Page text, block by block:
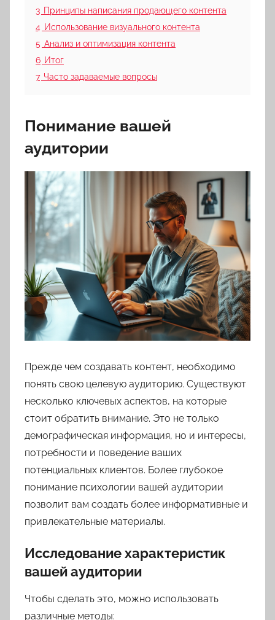
3 Принципы написания продающего контента
4 Использование визуального контента
5 Анализ и оптимизация контента
6 Итог
7 Часто задаваемые вопросы
Понимание вашей
аудитории
Прежде чем создавать контент, необходимо
понять свою целевую аудиторию. Существуют
несколько ключевых аспектов, на которые
стоит обратить внимание. Это не только
демографическая информация, но и интересы,
потребности и поведение ваших
потенциальных клиентов. Более глубокое
понимание психологии вашей аудитории
позволит вам создать более информативные и
привлекательные материалы.
Исследование характеристик
вашей аудитории
Чтобы сделать это, можно использовать
различные методы: